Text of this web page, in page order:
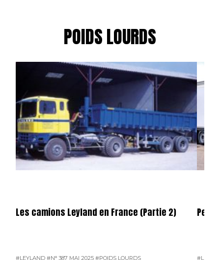
POIDS LOURDS
Les camions Leyland en France (Partie 2)
#LEYLAND #N° 387 MAI 2025 #POIDS LOURDS